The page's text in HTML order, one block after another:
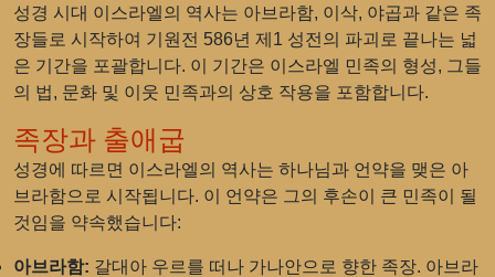
성경 시대 이스라엘의 역사는 아브라함, 이삭, 야곱과 같은 족
장들로 시작하여 기원전 586년 제1 성전의 파괴로 끝나는 넓
은 기간을 포괄합니다. 이 기간은 이스라엘 민족의 형성, 그들
의 법, 문화 및 이웃 민족과의 상호 작용을 포함합니다.
족장과 출애굽
성경에 따르면 이스라엘의 역사는 하나님과 언약을 맺은 아
브라함으로 시작됩니다. 이 언약은 그의 후손이 큰 민족이 될
것임을 약속했습니다:
아브라함: 갈대아 우르를 떠나 가나안으로 향한 족장. 아브라